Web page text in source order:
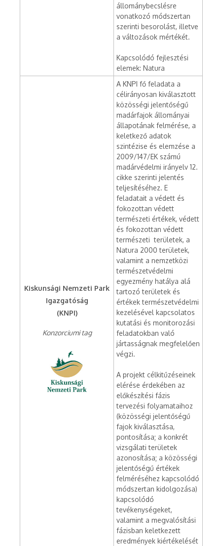
állománybecslésre
vonatkozó módszertan
szerinti besorolást, illetve
a változások mértékét.
Kapcsolódó fejlesztési
elemek: Natura
Kiskunsági Nemzeti Park
Igazgatóság
(KNPI)
Konzorciumi tag
A KNPI fő feladata a
célirányosan kiválasztott
közösségi jelentőségű
madárfajok állományai
állapotának felmérése, a
keletkező adatok
szintézise és elemzése a
2009/147/EK számú
madárvédelmi irányelv 12.
cikke szerinti jelentés
teljesítéséhez. E
feladatait a védett és
fokozottan védett
természeti értékek, védett
és fokozottan védett
természeti területek, a
Natura 2000 területek,
valamint a nemzetközi
természetvédelmi
egyezmény hatálya alá
tartozó területek és
értékek természetvédelmi
kezelésével kapcsolatos
kutatási és monitorozási
feladatokban való
jártasságnak megfelelően
végzi.
A projekt célkitűzéseinek
elérése érdekében az
előkészítési fázis
tervezési folyamataihoz
(közösségi jelentőségű
fajok kiválasztása,
pontosítása; a konkrét
vizsgálati területek
azonosítása; a közösségi
jelentőségű értékek
felméréséhez kapcsolódó
módszertan kidolgozása)
kapcsolódó
tevékenységeket,
valamint a megvalósítási
fázisban keletkezett
eredmények kiértékelését